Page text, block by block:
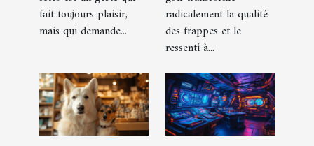
fait toujours plaisir,
mais qui demande...
radicalement la qualité
des frappes et le
ressenti à...